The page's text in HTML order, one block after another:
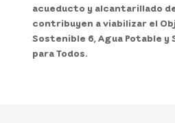
acueducto y alcantarillado de
contribuyen a viabilizar el
Sostenible 6, Agua Potable y
para Todos.